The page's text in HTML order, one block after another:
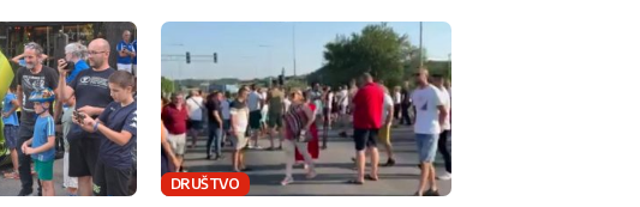
DRUŠTVO